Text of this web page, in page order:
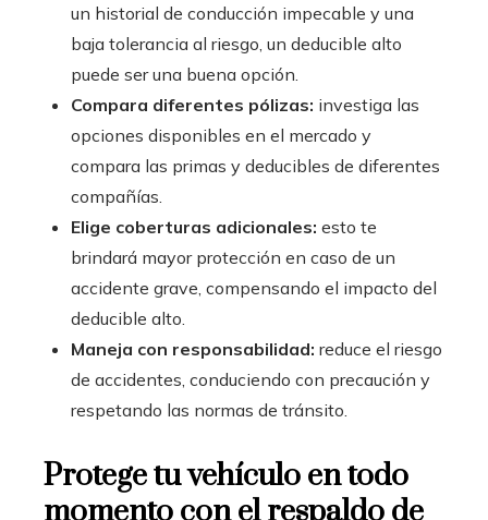
un historial de conducción impecable y una
baja tolerancia al riesgo, un deducible alto
puede ser una buena opción.
Compara diferentes pólizas: investiga las
opciones disponibles en el mercado y
compara las primas y deducibles de diferentes
compañías.
Elige coberturas adicionales: esto te
brindará mayor protección en caso de un
accidente grave, compensando el impacto del
deducible alto.
Maneja con responsabilidad: reduce el riesgo
de accidentes, conduciendo con precaución y
respetando las normas de tránsito.
Protege tu vehículo en todo
momento con el respaldo de